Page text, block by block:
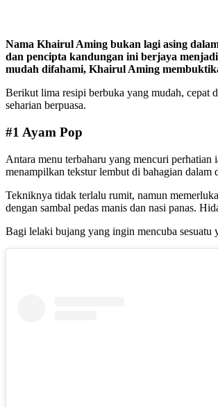
Nama Khairul Aming bukan lagi asing
dan pencipta kandungan ini berjaya
mudah difahami, Khairul Aming
Berikut lima resipi berbuka yang mudah, cepat
seharian berpuasa.
#1 Ayam Pop
Antara menu terbaharu yang mencuri
menampilkan tekstur lembut di bahagian
Tekniknya tidak terlalu rumit, namun
dengan sambal pedas manis dan nasi panas.
Bagi lelaki bujang yang ingin mencuba sesuatu